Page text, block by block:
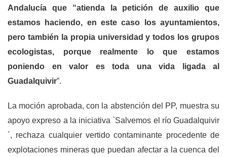
Andalucía que “atienda la petición de auxilio
que
estamos haciendo, en este caso los ayuntamientos,
pero también la propia universidad y todos los grupos
ecologistas, porque realmente lo que estamos
poniendo en valor es toda una vida ligada al
Guadalquivir”.
La moción aprobada, con la abstención del PP, muestra su
apoyo expreso a la iniciativa `Salvemos el río Guadalquivir
´, rechaza cualquier vertido contaminante procedente de
explotaciones mineras que puedan afectar a la cuenca del